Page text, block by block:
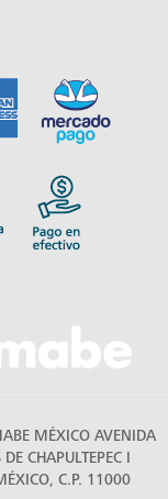
MÉXICO AVENIDA
CHAPULTEPEC I
C.P. 11000